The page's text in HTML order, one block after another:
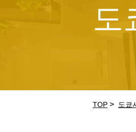
도
TOP > 도쿄